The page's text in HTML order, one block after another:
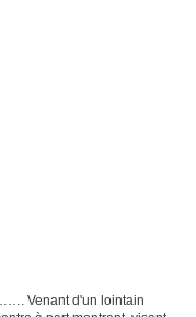
Venant d'un lointain